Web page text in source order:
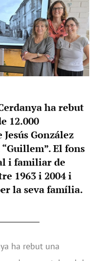
ha rebut
12.000
González
El fons
i familiar de
1963 i 2004 i
la seva família.
ha rebut una